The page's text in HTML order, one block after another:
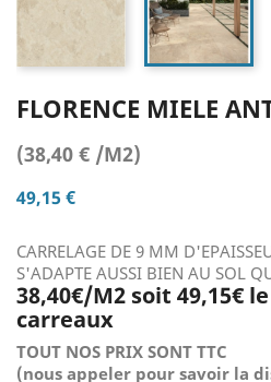
FLORENCE MIELE
(38,40 € /M2)
49,15 €
CARRELAGE DE 9 MM
S'ADAPTE AUSSI BIEN AU SOL
38,40€/M2 soit 49,15€
carreaux
TOUT NOS PRIX SONT TTC
(nous appeler pour savoir la